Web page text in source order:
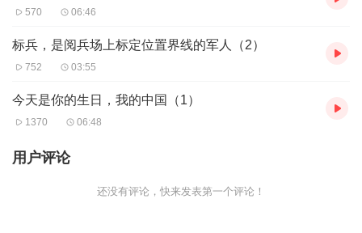
570 06:46
标兵，是阅兵场上标定位置界线的军人（2）
752 03:55
今天是你的生日，我的中国（1）
1370 06:48
用户评论
还没有评论，快来发表第一个评论！